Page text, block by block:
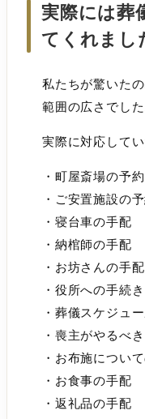
実際には葬
てくれまし
私たちが驚いた
範囲の広さでした
実際に対応して
・町屋斎場の予約
・ご安置施設の
・寝台車の手配
・納棺師の手配
・お坊さんの手配
・役所への手続き
・葬儀スケジュ
・喪主がやるべ
・お布施につい
・お食事の手配
・返礼品の手配